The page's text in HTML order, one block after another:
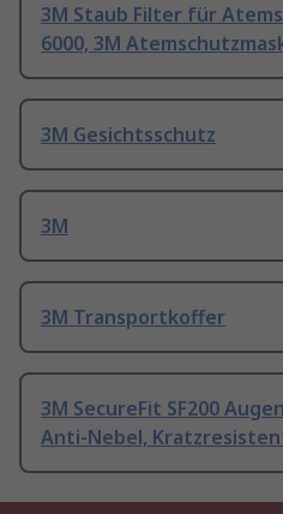
3M Staub Filter für
6000, 3M
3M Gesichtsschutz
3M
3M Transportkoffer
3M SecureFit SF200
Anti-Nebel,